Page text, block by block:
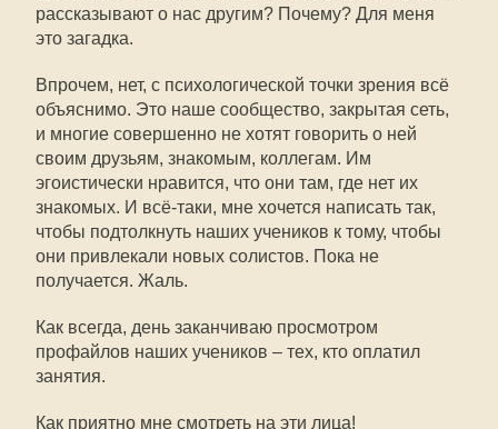
рассказывают о нас другим? Почему? Для меня
это загадка.
Впрочем, нет, с психологической точки зрения всё
объяснимо. Это наше сообщество, закрытая сеть,
и многие совершенно не хотят говорить о ней
своим друзьям, знакомым, коллегам. Им
эгоистически нравится, что они там, где нет их
знакомых. И всё-таки, мне хочется написать так,
чтобы подтолкнуть наших учеников к тому, чтобы
они привлекали новых солистов. Пока не
получается. Жаль.
Как всегда, день заканчиваю просмотром
профайлов наших учеников – тех, кто оплатил
занятия.
Как приятно мне смотреть на эти лица!